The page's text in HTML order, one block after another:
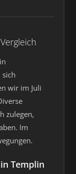
wir im Juli
zulegen,
Im
Templin